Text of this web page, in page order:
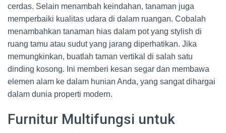
cerdas. Selain menambah keindahan, tanaman juga
memperbaiki kualitas udara di dalam ruangan. Cobalah
menambahkan tanaman hias dalam pot yang stylish di
ruang tamu atau sudut yang jarang diperhatikan. Jika
memungkinkan, buatlah taman vertikal di salah satu
dinding kosong. Ini memberi kesan segar dan membawa
elemen alam ke dalam hunian Anda, yang sangat dihargai
dalam dunia properti modern.
Furnitur Multifungsi untuk